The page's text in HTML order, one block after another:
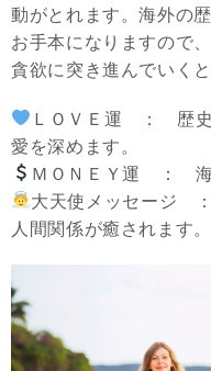
動がとれます。海外の
お手本になりますので
貪欲に突き進んでいく
ＬＯＶＥ運 ： 歴史
愛を深めます。
ＭＯＮＥＹ運 ： 海
大天使メッセージ
人間関係が癒されます。